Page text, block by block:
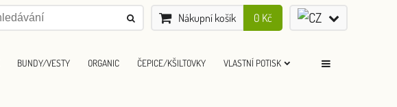
Nákupní košík 0 Kč
BUNDY/VESTY ORGANIC ČEPICE/KŠILTOVKY VLASTNÍ POTISK